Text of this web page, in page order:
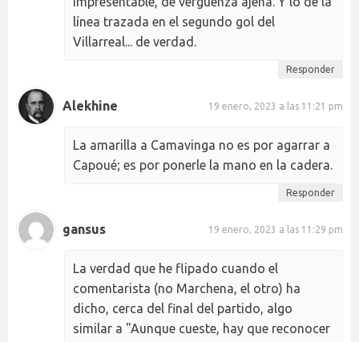
línea trazada en el segundo gol del
Villarreal... de verdad.
Responder
Alekhine 19 enero, 2023 a las 11:21 pm
La amarilla a Camavinga no es por agarrar a
Capoué; es por ponerle la mano en la cadera.
Responder
gansus 19 enero, 2023 a las 11:29 pm
La verdad que he flipado cuando el
comentarista (no Marchena, el otro) ha
dicho, cerca del final del partido, algo
similar a "Aunque cueste, hay que reconocer